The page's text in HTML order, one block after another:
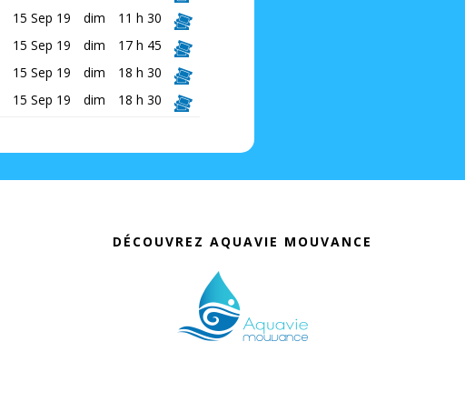
15 Sep 19 dim
11 h 30
15 Sep 19 dim
17 h 45
15 Sep 19 dim
18 h 30
15 Sep 19 dim 18 h 30
DÉCOUVREZ AQUAVIE MOUVANCE